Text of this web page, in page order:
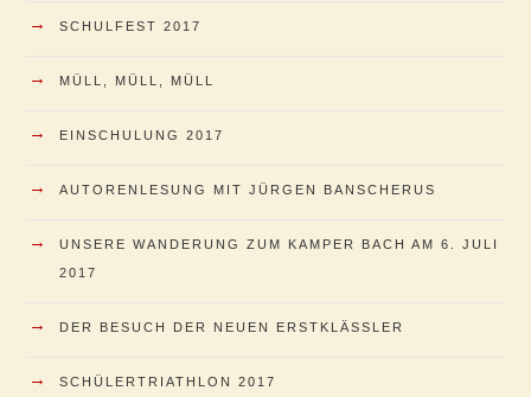
→ SCHULFEST 2017
→ MÜLL, MÜLL, MÜLL
→ EINSCHULUNG 2017
→ AUTORENLESUNG MIT JÜRGEN BANSCHERUS
→
UNSERE WANDERUNG ZUM KAMPER BACH AM 6. JULI
2017
→ DER BESUCH DER NEUEN ERSTKLÄSSLER
→ SCHÜLERTRIATHLON 2017